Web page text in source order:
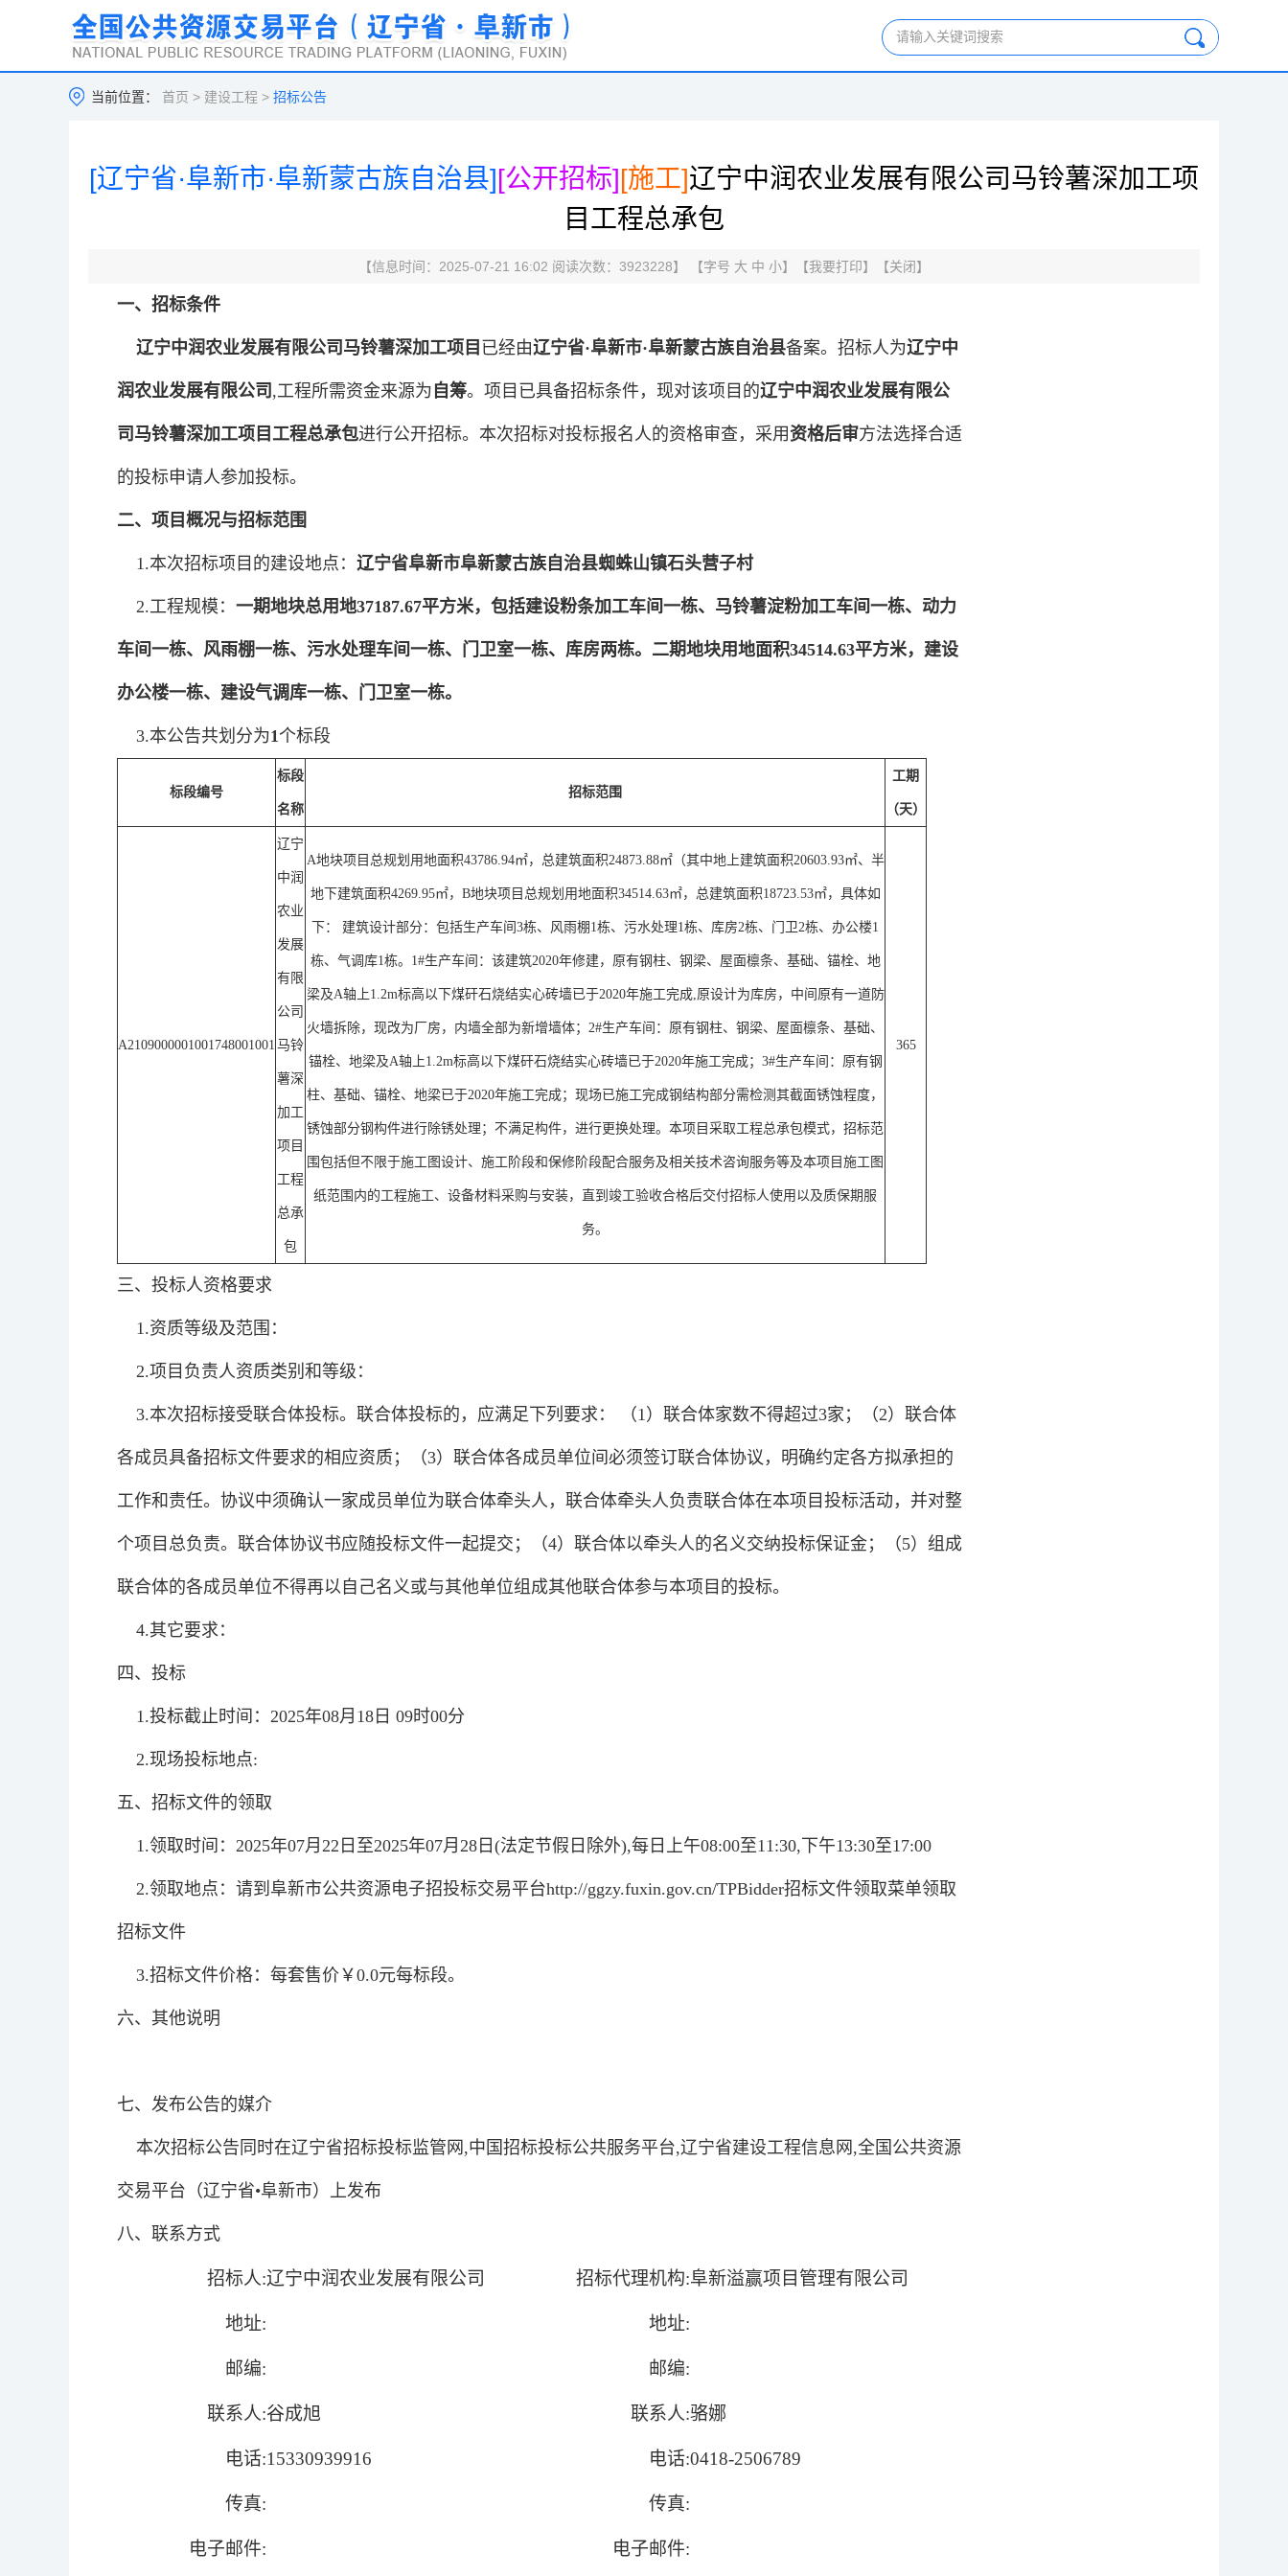
请输入关键词搜索
当前位置： 首页 > 建设工程 > 招标公告
[辽宁省·阜新市·阜新蒙古族自治县][公开招标][施工]辽宁中润农业发展有限公司马铃薯深加工项
目工程总承包
【信息时间：2025-07-21 16:02 阅读次数： 3923228】 【字号 大 中 小】【我要打印】【关闭】
一、招标条件
辽宁中润农业发展有限公司马铃薯深加工项目 已经由辽宁省·阜新市·阜新蒙古族自治县备案。招标人为辽宁中
润农业发展有限公司 ,工程所需资金来源为 自筹。项目已具备招标条件，现对该项目的辽宁中润农业发展有限公
司马铃薯深加工项目工程总承包进行公开招标。本次招标对投标报名人的资格审查，采用 资格后审方法选择合适
的投标申请人参加投标。
二、项目概况与招标范围
1.本次招标项目的建设地点： 辽宁省阜新市阜新蒙古族自治县蜘蛛山镇石头营子村
2.工程规模： 一期地块总用地37187.67平方米，包括建设粉条加工车间一栋、马铃薯淀粉加工车间一栋、动力
车间一栋、风雨棚一栋、污水处理车间一栋、门卫室一栋、库房两栋。二期地块用地面积34514.63平方米，建设
办公楼一栋、建设气调库一栋、门卫室一栋。
3.本公告共划分为1个标段
标段编号
标段
名称
招标范围
工期
（天）
A2109000001001748001001
辽宁
中润
农业
发展
有限
公司
马铃
薯深
加工
项目
工程
总承
包
A地块项目总规划用地面积43786.94㎡，总建筑面积24873.88㎡（其中地上建筑面积20603.93㎡、半
地下建筑面积4269.95㎡，B地块项目总规划用地面积34514.63㎡，总建筑面积18723.53㎡，具体如
下： 建筑设计部分：包括生产车间3栋、风雨棚1栋、污水处理1栋、库房2栋、门卫2栋、办公楼1
栋、气调库1栋。1#生产车间：该建筑2020年修建，原有钢柱、钢梁、屋面檩条、基础、锚栓、地
梁及A轴上1.2m标高以下煤矸石烧结实心砖墙已于2020年施工完成,原设计为库房，中间原有一道防
火墙拆除，现改为厂房，内墙全部为新增墙体；2#生产车间：原有钢柱、钢梁、屋面檩条、基础、
锚栓、地梁及A轴上1.2m标高以下煤矸石烧结实心砖墙已于2020年施工完成；3#生产车间：原有钢
柱、基础、锚栓、地梁已于2020年施工完成；现场已施工完成钢结构部分需检测其截面锈蚀程度，
锈蚀部分钢构件进行除锈处理；不满足构件，进行更换处理。本项目采取工程总承包模式，招标范
围包括但不限于施工图设计、施工阶段和保修阶段配合服务及相关技术咨询服务等及本项目施工图
纸范围内的工程施工、设备材料采购与安装，直到竣工验收合格后交付招标人使用以及质保期服
务。
365
三、投标人资格要求
1.资质等级及范围：
2.项目负责人资质类别和等级：
3.本次招标接受联合体投标。联合体投标的，应满足下列要求： （1）联合体家数不得超过3家；（2）联合体
各成员具备招标文件要求的相应资质；（3）联合体各成员单位间必须签订联合体协议，明确约定各方拟承担的
工作和责任。协议中须确认一家成员单位为联合体牵头人，联合体牵头人负责联合体在本项目投标活动，并对整
个项目总负责。联合体协议书应随投标文件一起提交；（4）联合体以牵头人的名义交纳投标保证金；（5）组成
联合体的各成员单位不得再以自己名义或与其他单位组成其他联合体参与本项目的投标。
4.其它要求：
四、投标
1.投标截止时间：2025年08月18日 09时00分
2.现场投标地点:
五、招标文件的领取
1.领取时间：2025年07月22日至2025年07月28日(法定节假日除外),每日上午08:00至11:30,下午13:30至17:00
2.领取地点：请到阜新市公共资源电子招投标交易平台http://ggzy.fuxin.gov.cn/TPBidder招标文件领取菜单领取
招标文件
3.招标文件价格：每套售价￥0.0元每标段。
六、其他说明
七、发布公告的媒介
本次招标公告同时在辽宁省招标投标监管网,中国招标投标公共服务平台,辽宁省建设工程信息网,全国公共资源
交易平台（辽宁省•阜新市）上发布
八、联系方式
招标人:辽宁中润农业发展有限公司 招标代理机构:阜新溢赢项目管理有限公司
地址: 地址:
邮编: 邮编:
联系人:谷成旭 联系人:骆娜
电话:15330939916 电话:0418-2506789
传真: 传真:
电子邮件: 电子邮件: